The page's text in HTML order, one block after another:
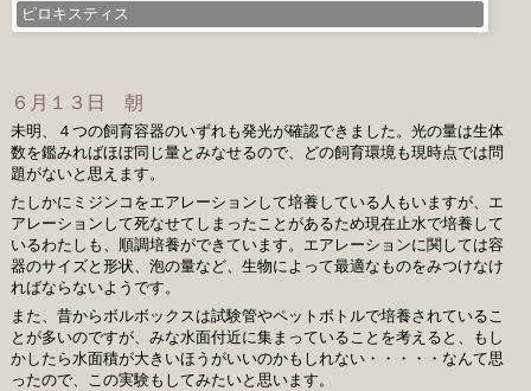
ピロキスティス
６月１３日 朝
未明、４つの飼育容器のいずれも発光が確認できました。光の量は生体
数を鑑みればほぼ同じ量とみなせるので、どの飼育環境も現時点では問
題がないと思えます。
たしかにミジンコをエアレーションして培養している人もいますが、エ
アレーションして死なせてしまったことがあるため現在止水で培養して
いるわたしも、順調培養ができています。エアレーションに関しては容
器のサイズと形状、泡の量など、生物によって最適なものをみつけなけ
ればならないようです。
また、昔からボルボックスは試験管やペットボトルで培養されているこ
とが多いのですが、みな水面付近に集まっていることを考えると、もし
かしたら水面積が大きいほうがいいのかもしれない・・・・・なんて思
ったので、この実験もしてみたいと思います。